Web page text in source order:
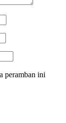
peramban ini